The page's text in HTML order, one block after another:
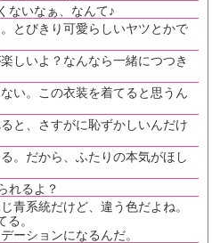
ないなぁ、なんて♪
とびきり可愛らしいヤツとかで
しいよ？なんなら一緒につつき
い。この衣装を着てると思うん
と、さすがに恥ずかしいんだけ
。だから、ふたりの本気がほし
れるよ？
青系統だけど、違う色だよね。
。
ションになるんだ。